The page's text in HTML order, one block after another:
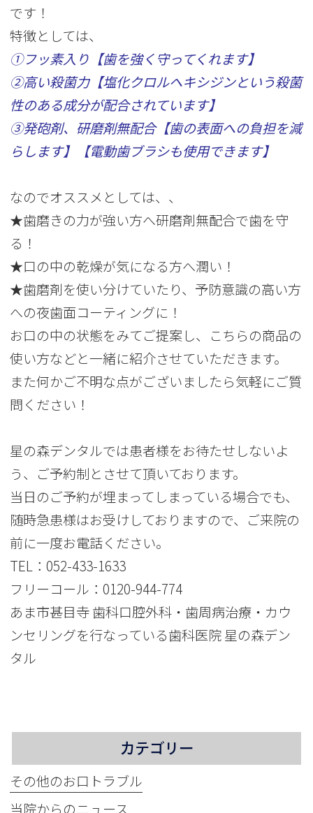
です！
特徴としては、
①フッ素入り【歯を強く守ってくれます】
②高い殺菌力【塩化クロルヘキシジンという殺菌
性のある成分が配合されています】
③発砲剤、研磨剤無配合【歯の表面への負担を減
らします】【電動歯ブラシも使用できます】
なのでオススメとしては、、
★歯磨きの力が強い方へ研磨剤無配合で歯を守
る！
★口の中の乾燥が気になる方へ潤い！
★歯磨剤を使い分けていたり、予防意識の高い方
への夜歯面コーティングに！
お口の中の状態をみてご提案し、こちらの商品の
使い方などと一緒に紹介させていただきます。
また何かご不明な点がございましたら気軽にご質
問ください！
星の森デンタルでは患者様をお待たせしないよ
う、ご予約制とさせて頂いております。
当日のご予約が埋まってしまっている場合でも、
随時急患様はお受けしておりますので、ご来院の
前に一度お電話ください。
TEL：052-433-1633
フリーコール：0120-944-774
あま市甚目寺 歯科口腔外科・歯周病治療・カウ
ンセリングを行なっている歯科医院 星の森デン
タル
カテゴリー
その他のお口トラブル
当院からのニュース